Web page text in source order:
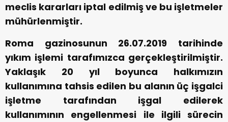
meclis kararları iptal edilmiş ve bu işletmeler
mühürlenmiştir.
Roma gazinosunun 26.07.2019 tarihinde
yıkım işlemi tarafımızca gerçekleştirilmiştir.
Yaklaşık 20 yıl boyunca halkımızın
kullanımına tahsis edilen bu alanın üç işgalci
işletme tarafından işgal edilerek
kullanımının engellenmesi ile ilgili sürecin